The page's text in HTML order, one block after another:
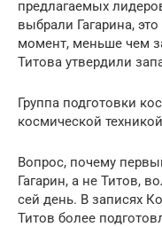
предлагаемых
выбрали Гагарина,
момент, меньше чем
Титова утвердили
Группа подготовки
космической
Вопрос, почему
Гагарин, а не Титов,
сей день. В записях
Титов более